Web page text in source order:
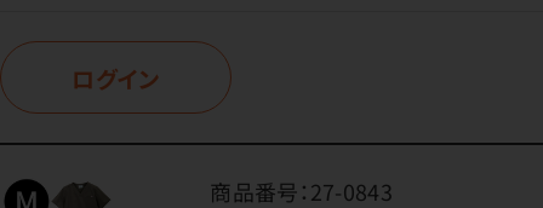
ログイン
商品番号：27-0843